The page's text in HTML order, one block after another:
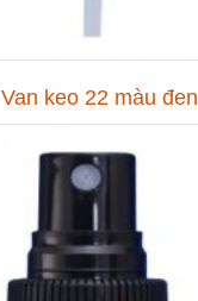
Van keo 22 màu đen